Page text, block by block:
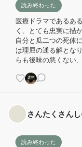
読み終わった
医療ドラマであるあ
く、とても忠実に描
自分と瓜二つの死体
は理屈の通る解とな
らも後味の悪くない
さんたくさんし
読み終わった